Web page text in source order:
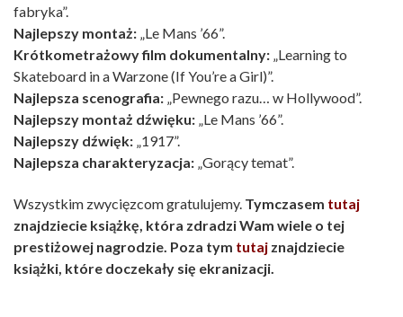
fabryka”.
Najlepszy montaż: „Le Mans ’66”.
Krótkometrażowy film dokumentalny: „Learning to
Skateboard in a Warzone (If You’re a Girl)”.
Najlepsza scenografia: „Pewnego razu… w Hollywood”.
Najlepszy montaż dźwięku: „Le Mans ’66”.
Najlepszy dźwięk: „1917”.
Najlepsza charakteryzacja: „Gorący temat”.
Wszystkim zwycięzcom gratulujemy. Tymczasem tutaj
znajdziecie książkę, która zdradzi Wam wiele o tej
prestiżowej nagrodzie. Poza tym tutaj znajdziecie
książki, które doczekały się ekranizacji.